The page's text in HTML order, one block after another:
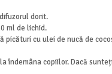
dorit.
ml de lichid.
cu ulei de nucă de
îndemâna copiilor. Dacă